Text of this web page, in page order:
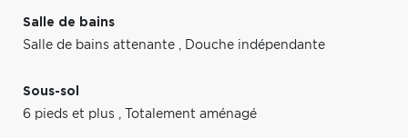
Salle de bains
Salle de bains attenante , Douche indépendante
Sous-sol
6 pieds et plus , Totalement aménagé